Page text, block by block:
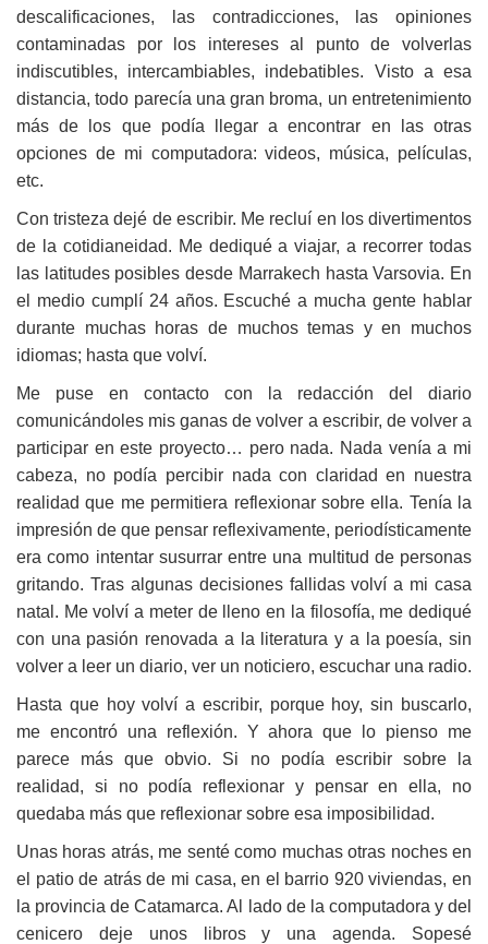
descalificaciones, las contradicciones, las opiniones
contaminadas por los intereses al punto de volverlas
indiscutibles, intercambiables, indebatibles. Visto a esa
distancia, todo parecía una gran broma, un entretenimiento
más de los que podía llegar a encontrar en las otras
opciones de mi computadora: videos, música, películas,
etc.
Con tristeza dejé de escribir. Me recluí en los divertimentos
de la cotidianeidad. Me dediqué a viajar, a recorrer todas
las latitudes posibles desde Marrakech hasta Varsovia. En
el medio cumplí 24 años. Escuché a mucha gente hablar
durante muchas horas de muchos temas y en muchos
idiomas; hasta que volví.
Me puse en contacto con la redacción del diario
comunicándoles mis ganas de volver a escribir, de volver a
participar en este proyecto… pero nada. Nada venía a mi
cabeza, no podía percibir nada con claridad en nuestra
realidad que me permitiera reflexionar sobre ella. Tenía la
impresión de que pensar reflexivamente, periodísticamente
era como intentar susurrar entre una multitud de personas
gritando. Tras algunas decisiones fallidas volví a mi casa
natal. Me volví a meter de lleno en la filosofía, me dediqué
con una pasión renovada a la literatura y a la poesía, sin
volver a leer un diario, ver un noticiero, escuchar una radio.
Hasta que hoy volví a escribir, porque hoy, sin buscarlo,
me encontró una reflexión. Y ahora que lo pienso me
parece más que obvio. Si no podía escribir sobre la
realidad, si no podía reflexionar y pensar en ella, no
quedaba más que reflexionar sobre esa imposibilidad.
Unas horas atrás, me senté como muchas otras noches en
el patio de atrás de mi casa, en el barrio 920 viviendas, en
la provincia de Catamarca. Al lado de la computadora y del
cenicero deje unos libros y una agenda. Sopesé